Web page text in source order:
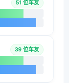
51 位车友
39 位车友